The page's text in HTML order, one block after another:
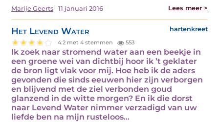
Marije Geerts 11 januari 2016 Lees meer >
Het Levend Water hartenkreet
4.2 met 4 stemmen 553
Ik zoek naar stromend water aan een beekje in
een groene wei van dichtbij hoor ik ’t geklater
de bron ligt vlak voor mij. Hoe heb ik de aders
gevonden die sinds eeuwen hier zijn verborgen
en blijvend met de ziel verbonden goud
glanzend in de witte morgen? En ik die dorst
naar Levend Water nimmer verzadigd van uw
liefde ben na mijn rusteloos…